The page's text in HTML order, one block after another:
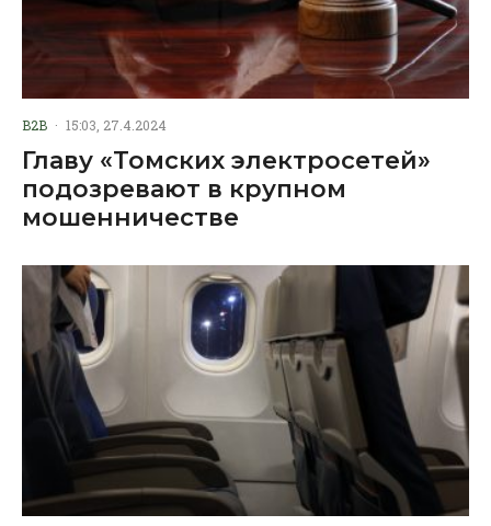
B2B · 15:03, 27.4.2024
Главу «Томских электросетей»
подозревают в крупном
мошенничестве